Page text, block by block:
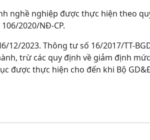
nghề nghiệp được thực hiện theo
2020/NĐ-CP.
2023. Thông tư số 16/2017/TT-
trừ các quy định về giảm định
được thực hiện cho đến khi Bộ